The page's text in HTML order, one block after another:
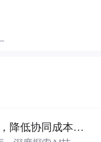
企业如何高效整合产业链资源，降低协同成本？.docx